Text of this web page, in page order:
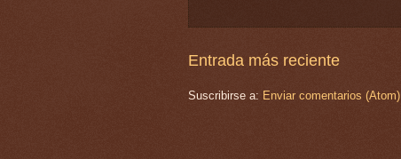
Entrada más reciente
Suscribirse a: Enviar comentarios (Atom)